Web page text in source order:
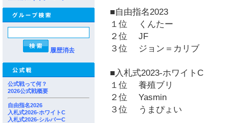
履歴消去
公式戦って何？
2026公式戦概要
自由指名2026
入札式2026-ホワイトC
入札式2026-シルバーC
■自由指名2023
１位 くんたー
２位 JF
３位 ジョン＝カリブ
■入札式2023-ホワイトC
１位 養殖ブリ
２位 Yasmin
３位 うまぴょい